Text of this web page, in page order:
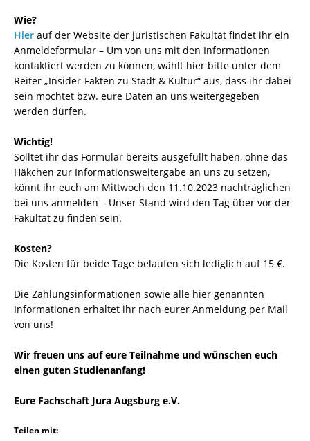
Wie?
Hier auf der Website der juristischen Fakultät findet ihr ein
Anmeldeformular – Um von uns mit den Informationen
kontaktiert werden zu können, wählt hier bitte unter dem
Reiter „Insider-Fakten zu Stadt & Kultur“ aus, dass ihr dabei
sein möchtet bzw. eure Daten an uns weitergegeben
werden dürfen.
Wichtig!
Solltet ihr das Formular bereits ausgefüllt haben, ohne das
Häkchen zur Informationsweitergabe an uns zu setzen,
könnt ihr euch am Mittwoch den 11.10.2023 nachträglichen
bei uns anmelden – Unser Stand wird den Tag über vor der
Fakultät zu finden sein.
Kosten?
Die Kosten für beide Tage belaufen sich lediglich auf 15 €.
Die Zahlungsinformationen sowie alle hier genannten
Informationen erhaltet ihr nach eurer Anmeldung per Mail
von uns!
Wir freuen uns auf eure Teilnahme und wünschen euch
einen guten Studienanfang!
Eure Fachschaft Jura Augsburg e.V.
Teilen mit: